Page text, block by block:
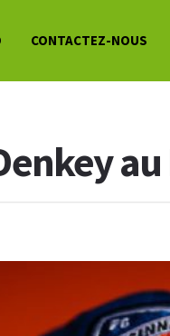
CONTACTEZ-NOUS